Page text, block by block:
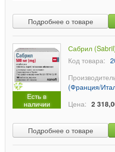
Подробнее о товаре
Есть в
наличии
Сабрил
Код товара:
(Франция/
Цена: 2
Подробнее о товаре